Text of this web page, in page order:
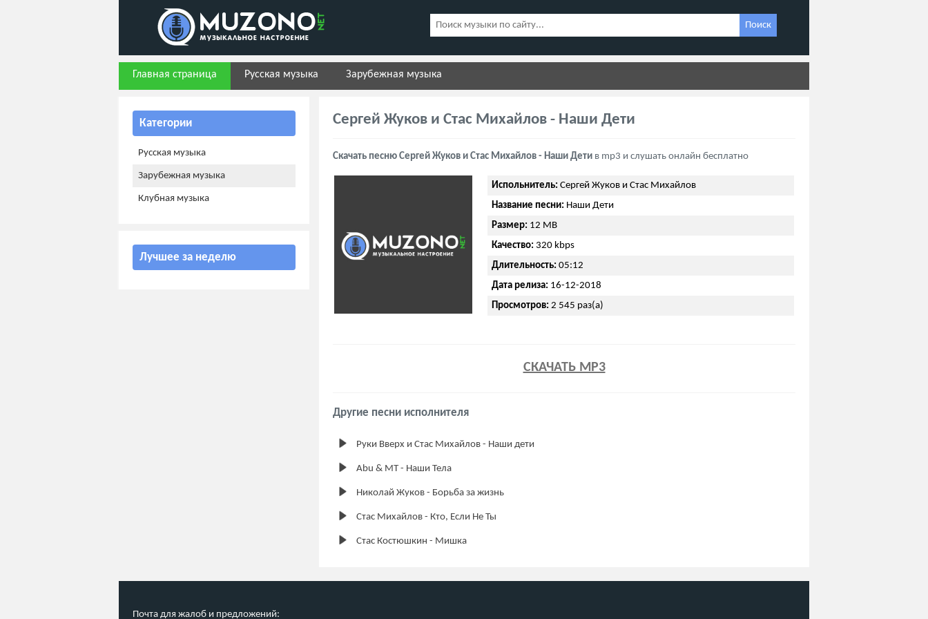
Поиск
Главная страница Русская музыка Зарубежная музыка
Сергей Жуков и Стас Михайлов - Наши Дети
Скачать песню Сергей Жуков и Стас Михайлов - Наши Дети в mp3 и слушать онлайн бесплатно
Испольнитель: Сергей Жуков и Стас Михайлов
Название песни: Наши Дети
Размер: 12 MB
Качество: 320 kbps
Длительность: 05:12
Дата релиза: 16-12-2018
Просмотров: 2 545 раз(а)
СКАЧАТЬ MP3
Другие песни исполнителя
Руки Вверх и Стас Михайлов - Наши дети
Abu & MT - Наши Тела
Николай Жуков - Борьба за жизнь
Стас Михайлов - Кто, Если Не Ты
Стас Костюшкин - Мишка
Категории
Русская музыка
Зарубежная музыка
Клубная музыка
Лучшее за неделю
Почта для жалоб и предложений: